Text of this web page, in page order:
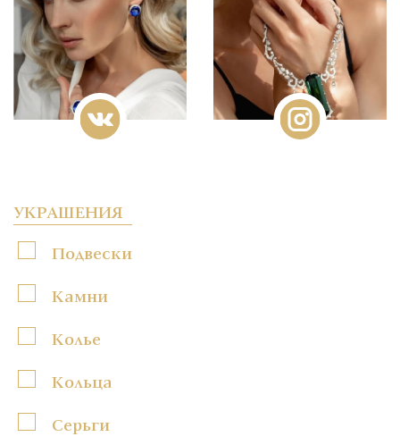
УКРАШЕНИЯ
Подвески
Камни
Колье
Кольца
Серьги